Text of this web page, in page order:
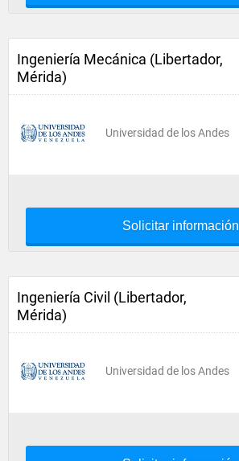
Ingeniería Mecánica (Libertador,
Mérida)
Universidad de los Andes
Solicitar información
Ingeniería Civil (Libertador,
Mérida)
Universidad de los Andes